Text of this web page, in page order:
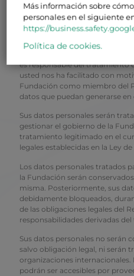
Política de
El CENTRO DE ESTUDIOS
INVESTIGACION CEFI
número G-08793499 y
es responsable del tratamiento
usted nos ha facilitado con
Fundación como miembro del
datos que puedan generarse
Sus datos personales serán
gestionar el gobierno de la
tratamiento legitimado en el
legales establecidas en la Ley
Los datos personales tratados
la Fundación serán
misma. Posteriormente, sus
debidamente bloqueados,
de las obligaciones legales del
responsabilidades derivadas
Sus datos personales no serán
salvo obligación legal, ni serán
organizaciones
podrán ser accesibles por
Más información sobre
personales en el siguiente
https://
Política de cookies.